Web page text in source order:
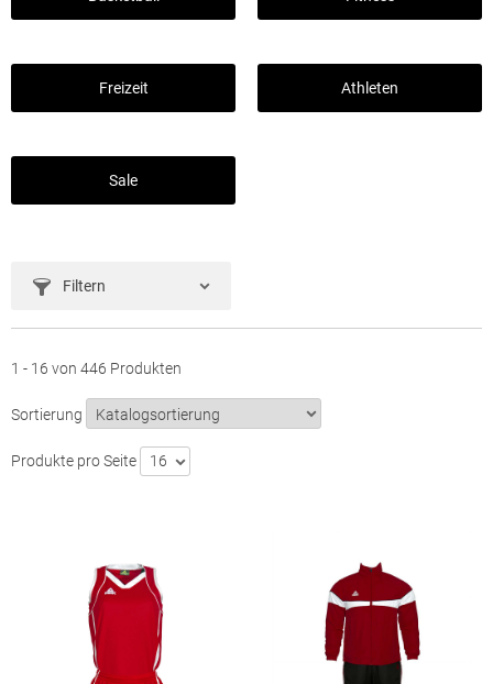
Freizeit Athleten
Sale
Filtern
1 - 16 von 446 Produkten
Sortierung
Produkte pro Seite 16